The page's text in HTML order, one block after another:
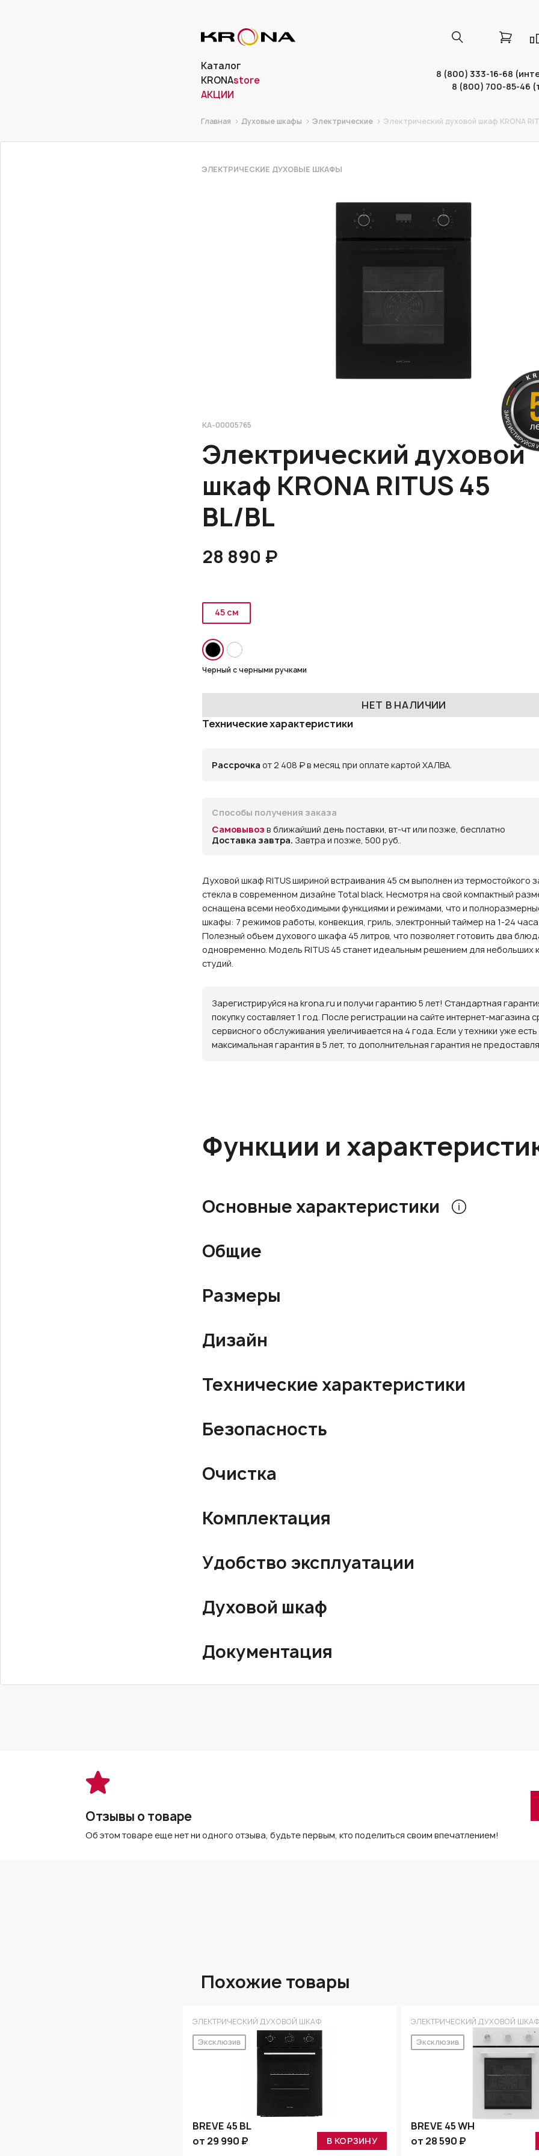
Каталог
KRONAstore
АКЦИИ
8 (800) 333-16-68
8 (800) 700-85-46
Главная Духовые шкафы Электрические Электрический духовой шкаф KRONA
ЭЛЕКТРИЧЕСКИЕ ДУХОВЫЕ ШКАФЫ
КА-00005765
Электрический духовой
шкаф KRONA RITUS 45
BL/BL
28 890 ₽
45 см
Черный с черными ручками
НЕТ В НАЛИЧИИ
Технические характеристики
Рассрочка от 2 408 ₽ в месяц при оплате картой ХАЛВА.
Способы получения заказа
Самовывоз в ближайший день поставки, вт-чт или позже, бесплатно
Доставка завтра. Завтра и позже, 500 руб..
Духовой шкаф RITUS шириной встраивания 45 см выполнен из термостойкого
стекла в современном дизайне Total black. Несмотря на свой компактный
оснащена всеми необходимыми функциями и режимами, что и
шкафы: 7 режимов работы, конвекция, гриль, электронный таймер на 1-24
Полезный объем духового шкафа 45 литров, что позволяет готовить два
одновременно. Модель RITUS 45 станет идеальным решением для небольших
студий.
Зарегистрируйся на krona.ru и получи гарантию 5 лет! Стандартная
покупку составляет 1 год. После регистрации на сайте интернет-магазина
сервисного обслуживания увеличивается на 4 года. Если у техники уже есть
максимальная гарантия в 5 лет, то дополнительная гарантия не
Функции и
Основные характеристики
Общие
Размеры
Дизайн
Технические характеристики
Безопасность
Очистка
Комплектация
Удобство эксплуатации
Духовой шкаф
Документация
Отзывы о товаре
Об этом товаре еще нет ни одного отзыва, будьте первым, кто поделиться своим впечатлением!
Похожие товары
ЭЛЕКТРИЧЕСКИЙ ДУХОВОЙ ШКАФ
Эксклюзив
BREVE 45 BL
от 29 990 ₽
В КОРЗИНУ
ЭЛЕКТРИЧЕСКИЙ ДУХОВОЙ
Эксклюзив
BREVE 45 WH
от 28 590 ₽